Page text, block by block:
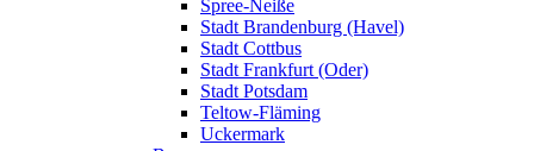
Spree-Neiße
Stadt Brandenburg (Havel)
Stadt Cottbus
Stadt Frankfurt (Oder)
Stadt Potsdam
Teltow-Fläming
Uckermark